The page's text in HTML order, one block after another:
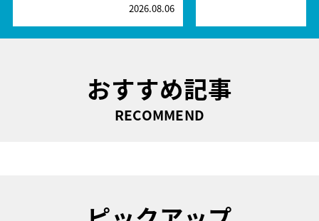
2026.08.06
おすすめ記事
RECOMMEND